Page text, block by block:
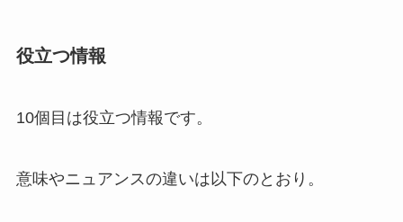
役立つ情報
10個目は役立つ情報です。
意味やニュアンスの違いは以下のとおり。